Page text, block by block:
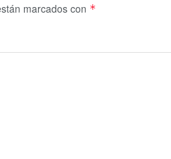
marcados con *